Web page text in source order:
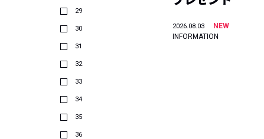
29
30
31
32
33
34
35
36
2026.08.03
NEW
INFORMATION